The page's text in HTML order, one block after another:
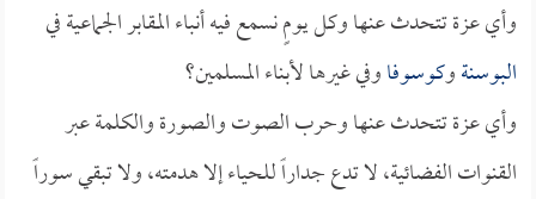
وأي عزة تتحدث عنها وكل يومٍ نسمع فيه أنباء المقابر الجماعية في
البوسنةوكوسوفاوفي غيرها لأبناء المسلمين؟
وأي عزة تتحدث عنها وحرب الصوت والصورة والكلمة عبر
القنوات الفضائية، لا تدع جداراً للحياء إلا هدمته، ولا تبقي سوراً